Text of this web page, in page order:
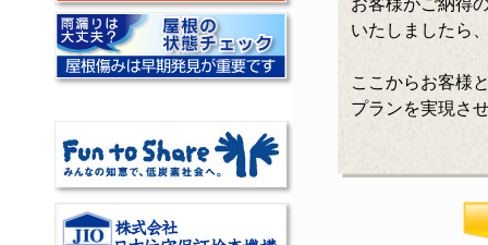
お客様がご納得
いたしましたら
ここからお客様
プランを実現さ